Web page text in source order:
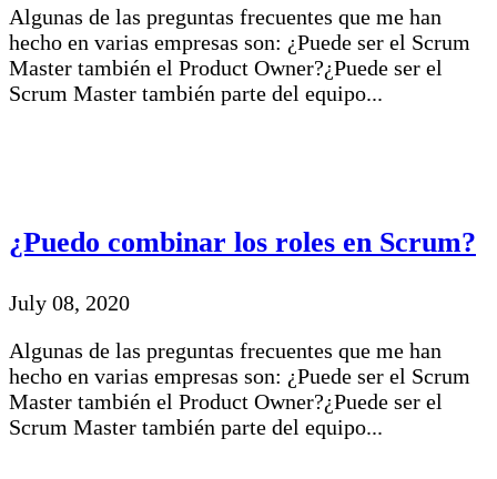
Algunas de las preguntas frecuentes que me han
hecho en varias empresas son: ¿Puede ser el Scrum
Master también el Product Owner?¿Puede ser el
Scrum Master también parte del equipo...
¿Puedo combinar los roles en Scrum?
July 08, 2020
Algunas de las preguntas frecuentes que me han
hecho en varias empresas son: ¿Puede ser el Scrum
Master también el Product Owner?¿Puede ser el
Scrum Master también parte del equipo...